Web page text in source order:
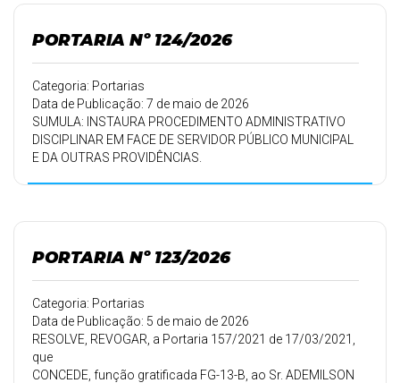
PORTARIA Nº 124/2026
Categoria: Portarias
Data de Publicação: 7 de maio de 2026
SUMULA: INSTAURA PROCEDIMENTO ADMINISTRATIVO
DISCIPLINAR EM FACE DE SERVIDOR PÚBLICO MUNICIPAL
E DA OUTRAS PROVIDÊNCIAS.
PORTARIA Nº 123/2026
Categoria: Portarias
Data de Publicação: 5 de maio de 2026
RESOLVE, REVOGAR, a Portaria 157/2021 de 17/03/2021,
que
CONCEDE, função gratificada FG-13-B, ao Sr. ADEMILSON